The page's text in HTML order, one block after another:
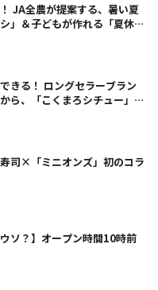
JA全農が提案する、暑い夏
」＆子どもが作れる「夏休み
きる！ ロングセラーブラン
ら、「こくまろシチュー」＜
司×「ミニオンズ」初のコラ
ソ？】オープン時間10時前